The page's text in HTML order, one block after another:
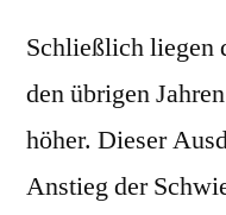
Schließlich liegen
den übrigen
höher. Dieser
Anstieg der